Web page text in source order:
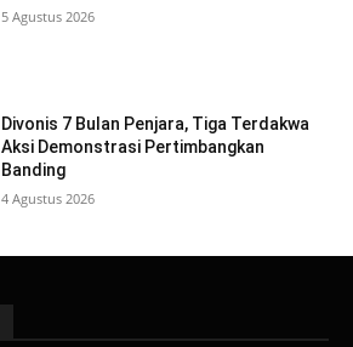
5 Agustus 2026
Divonis 7 Bulan Penjara, Tiga Terdakwa
Aksi Demonstrasi Pertimbangkan
Banding
4 Agustus 2026